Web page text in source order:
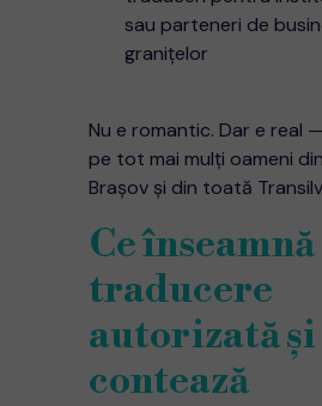
sau parteneri de
granițelor
Nu e romantic. Dar e real
pe tot mai mulți oameni din
Brașov și din toată
Ce înseamnă
traducere
autorizată și
contează